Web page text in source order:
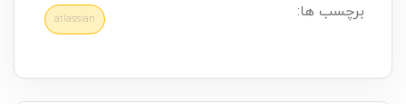
برچسب ها:
atlassian